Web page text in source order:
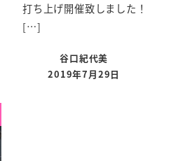
打ち上げ開催致しました！
[…]
谷口紀代美
2019年7月29日